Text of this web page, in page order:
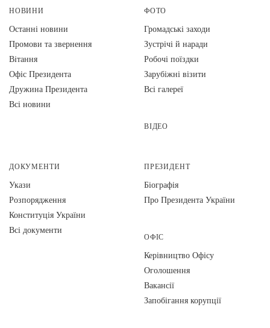
НОВИНИ
Останні новини
Промови та звернення
Вiтання
Офіс Президента
Дружина Президента
Всі новини
ФОТО
Громадські заходи
Зустрічі й наради
Робочі поїздки
Зарубіжні візити
Всі галереї
ВІДЕО
ДОКУМЕНТИ
Укази
Розпорядження
Конституція України
Всі документи
ПРЕЗИДЕНТ
Біографія
Про Президента України
ОФІС
Керівництво Офісу
Оголошення
Вакансії
Запобігання корупції